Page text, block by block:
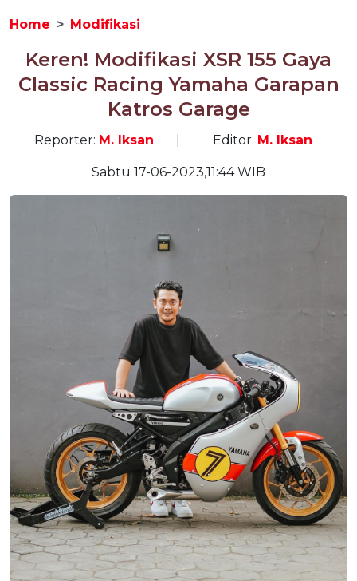
Home Modifikasi
Keren! Modifikasi XSR 155 Gaya
Classic Racing Yamaha Garapan
Katros Garage
Reporter: M. Iksan Editor: M. Iksan
Sabtu 17-06-2023,11:44 WIB